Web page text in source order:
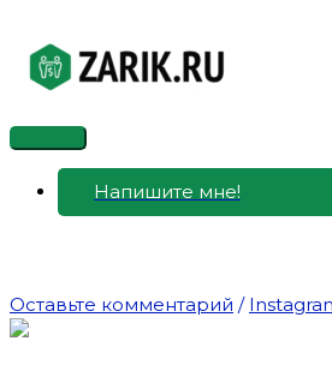
содержимому
Главное
меню
Напишите мне!
Оставьте комментарий /